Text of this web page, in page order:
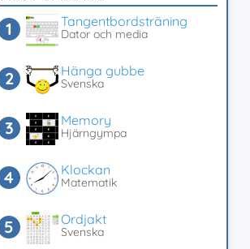
Tangentbordsträning
Dator och media
Hänga gubbe
Svenska
Memory
Hjärngympa
Klockan
Matematik
Ordjakt
Svenska